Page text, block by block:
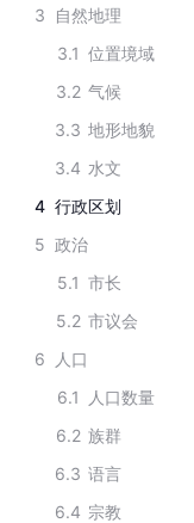
3
自然地理
3.1 位置境域
3.2 气候
3.3 地形地貌
3.4 水文
4 行政区划
5 政治
5.1 市长
5.2 市议会
6
人口
6.1
人口数量
6.2 族群
6.3 语言
6.4 宗教